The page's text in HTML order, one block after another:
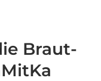
Braut-